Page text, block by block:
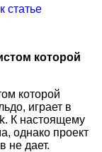
статье
которой
которой
играет в
К настоящему
однако проект
не дает.